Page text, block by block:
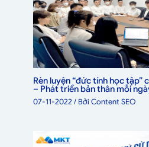
Rèn luyện “đức tính học tập”
– Phát triển bản thân mỗi
07-11-2022/ BởiContent SEO